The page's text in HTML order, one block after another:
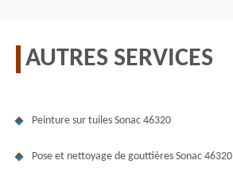
AUTRES SERVICES
Peinture sur tuiles Sonac 46320
Pose et nettoyage de gouttières Sonac 46320